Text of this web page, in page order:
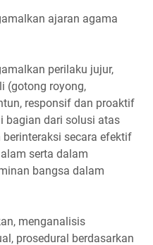
ajaran agama
perilaku jujur,
(gotong royong,
responsif dan proaktif
bagian dari solusi atas
secara efektif
serta dalam
bangsa dalam
menganalisis
prosedural berdasarkan